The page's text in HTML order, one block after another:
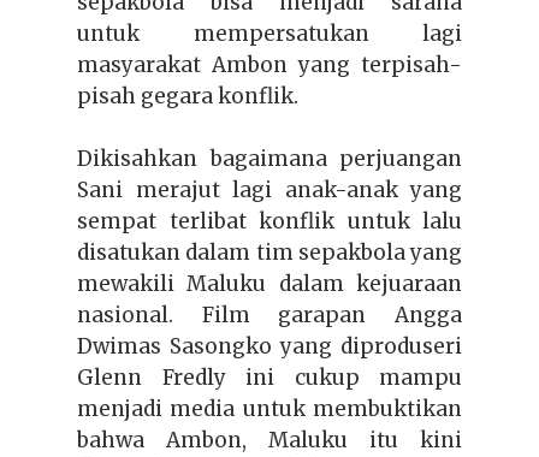
untuk mempersatukan lagi
masyarakat Ambon yang terpisah-
pisah gegara konflik.
Dikisahkan bagaimana perjuangan
Sani merajut lagi anak-anak yang
sempat terlibat konflik untuk lalu
disatukan dalam tim sepakbola yang
mewakili Maluku dalam kejuaraan
nasional. Film garapan Angga
Dwimas Sasongko yang diproduseri
Glenn Fredly ini cukup mampu
menjadi media untuk membuktikan
bahwa Ambon, Maluku itu kini